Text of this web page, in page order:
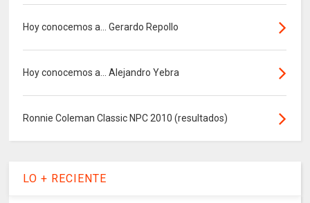
Hoy conocemos a... Gerardo Repollo
Hoy conocemos a... Alejandro Yebra
Ronnie Coleman Classic NPC 2010 (resultados)
LO + RECIENTE